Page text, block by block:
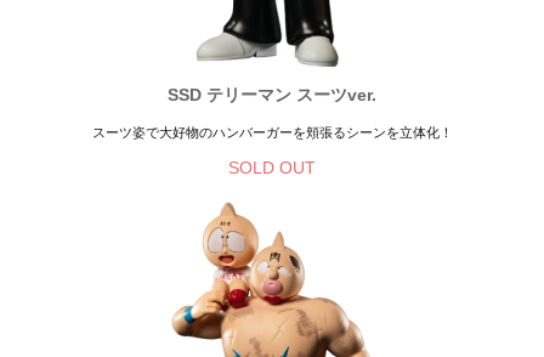
SSD テリーマン スーツver.
スーツ姿で大好物のハンバーガーを頬張るシーンを立体化！
SOLD OUT